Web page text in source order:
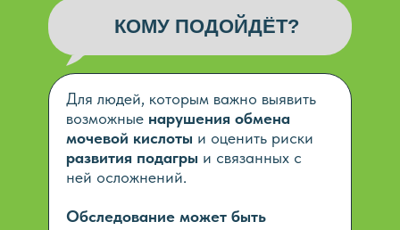
Для людей, которым важно выявить
возможные нарушения обмена
мочевой кислоты и оценить риски
развития подагры и связанных с
ней осложнений.
Обследование может быть
КОМУ ПОДОЙДЁТ?